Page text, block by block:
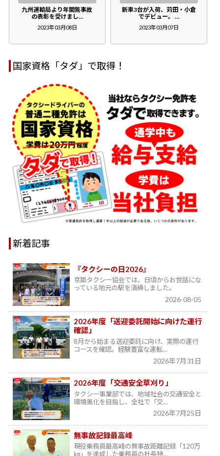
九州運輸局より年間無事故
の表彰を受けまし…
2023年03月08日
新車3台が入荷、苅田・小倉
でデビュー。 …
2023年03月07日
国家資格「タダ」で取得！
新着記事
『タクシーの日2026』
京築タクシー協会では、日頃からお世話にな
っている地元の駅を清掃しました。
2026-08-05
2026年度「送迎委託開始に向けた運行
確認」
8月から始まる送迎委託に向け、実際の運行
コースを確認。経験豊富な運転…
2026年7月31日
2026年度「交通安全草刈り」
タクシー事業部では、地域社会の交通安全と
環境美化を目指し、全社で「交…
2026年7月25日
無事故記録最高峰
現役乗務員最高峰の無事故距離記録「120万
㎞」を達成した乗務員の社長特…